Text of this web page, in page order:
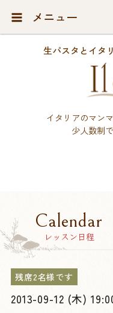
メニュー
生パスタとイタ
イタリアのマン
少人数制
Calendar
レッスン日程
残席2名様です
2013-09-12 (木)